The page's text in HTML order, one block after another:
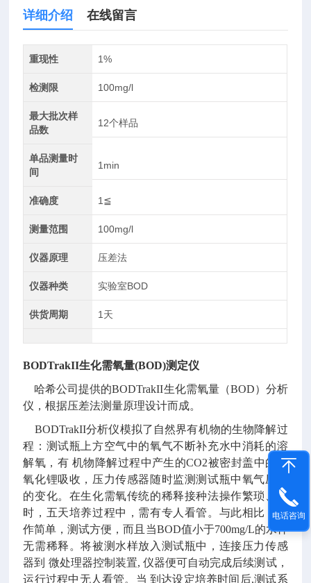
详细介绍 在线留言
重现性 1%
检测限 100mg/l
最大批次样
品数
12个样品
单品测量时
间
1min
准确度 1≦
测量范围 100mg/l
仪器原理 压差法
仪器种类 实验室BOD
供货周期 1天
BODTrakII生化需氧量(BOD)测定仪
哈希公司提供的BODTrakII生化需氧量（BOD）分析
仪，根据压差法测量原理设计而成。
BODTrakII分析仪模拟了自然界有机物的生物降解过
程：测试瓶上方空气中的氧气不断补充水中消耗的溶
解氧，有 机物降解过程中产生的CO2被密封盖中的氢
氧化锂吸收，压力传感器随时监测测试瓶中氧气压力
的变化。在生化需氧传统的稀释接种法操作繁琐、耗
时，五天培养过程中，需有专人看管。与此相比，操
作简单，测试方便，而且当BOD值小于700mg/L的水样
无需稀释。将被测水样放入测试瓶中，连接压力传感
器到 微处理器控制装置, 仪器便可自动完成后续测试，
运行过程中无人看管。当 到达设定培养时间后,测试系
电话咨询